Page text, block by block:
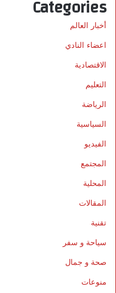
Categories
أخبار العالم
اعضاء النادي
الاقتصادية
التعليم
الرياضة
السياسية
الفيديو
المجتمع
المحلية
المقالات
تقنية
سياحة و سفر
صحة و جمال
منوعات